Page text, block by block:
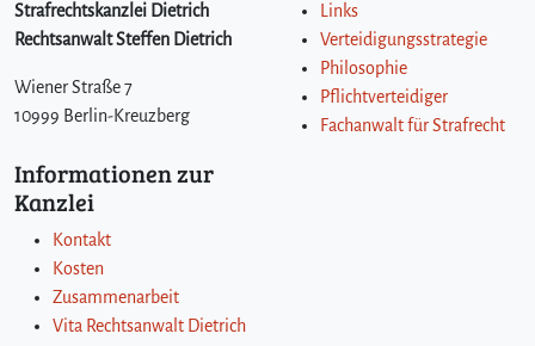
Strafrechtskanzlei Dietrich
Rechtsanwalt Steffen Dietrich
Wiener Straße 7
10999 Berlin-Kreuzberg
Links
Verteidigungsstrategie
Philosophie
Pflichtverteidiger
Fachanwalt für Strafrecht
Informationen zur
Kanzlei
Kontakt
Kosten
Zusammenarbeit
Vita Rechtsanwalt Dietrich